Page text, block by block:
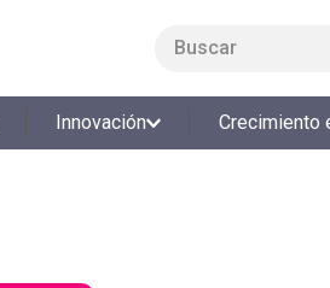
Innovación Crecimiento